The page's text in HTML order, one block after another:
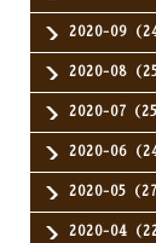
2020-09（24
2020-08（25
2020-07（25
2020-06（24
2020-05（27
2020-04（22